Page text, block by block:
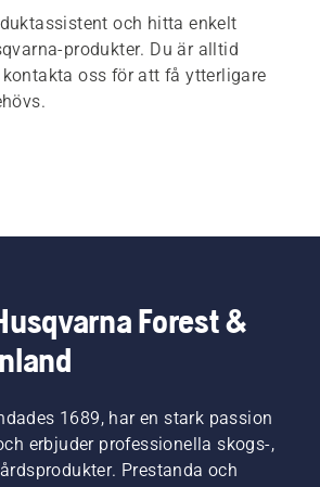
och hitta enkelt
produkter. Du är alltid
oss för att få ytterligare
Forest &
1689, har en stark passion
erbjuder professionella skogs-,
Prestanda och